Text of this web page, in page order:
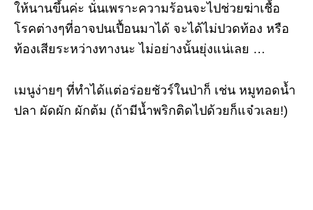
ให้นานขึ้นค่ะ นั่นเพราะความร้อนจะไปช่วยฆ่าเชื้อ
โรคต่างๆที่อาจปนเปื้อนมาได้ จะได้ไม่ปวดท้อง หรือ
ท้องเสียระหว่างทางนะ ไม่อย่างนั้นยุ่งแน่เลย …
เมนูง่ายๆ ที่ทำได้แต่อร่อยชัวร์ในป่าก็ เช่น หมูทอดน้ำ
ปลา ผัดผัก ผักต้ม (ถ้ามีน้ำพริกติดไปด้วยก็แจ๋วเลย!)